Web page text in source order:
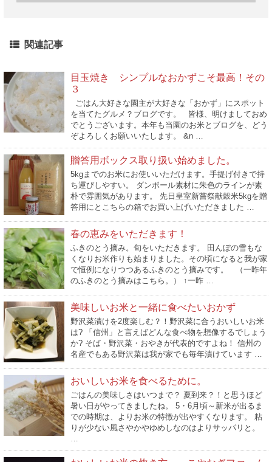
関連記事
目玉焼き シンプルなおかずこそ最高！その
３
ごはん大好きな園主が大好きな「おかず」にスポット
を当てたグルメ？ブログです。 皆様、明けましておめ
でとうございます。本年も当園のお米とブログを、どう
ぞよろしくお願いいたします。 &n …
贈答用ボックス取り扱い始めました。
5kgまでのお米にお使いいただけます。手提げ付きで持
ち運びしやすい。 ダンボール素材に朱色のラインが素
朴で雰囲気があります。 先日皇室新嘗祭献穀米5kgを贈
答用にとこちらの箱でお買い上げいただきました …
春の恵みをいただきます！
ふきのとう摘み。旬をいただきます。 田んぼの雪もな
くなりお米作りも始まりました。その頃になると我が家
で恒例になりつつあるふきのとう摘みです。 （一昨年
のふきのとう摘みはこちら。） ↑一昨 …
美味しいお米と一緒に食べたいおかず
野沢菜漬けを2度楽しむ？！野沢菜に合うおいしいお米
は? 「信州」と言えばどんな食べ物を想像するでしょう
か? そば・野沢菜・おやきが代表的ですよね！ 信州の
名産でもある野沢菜は我が家でも毎年漬けています …
おいしいお米を食べるために。
ごはんの美味しさはいつまで？ 夏到来？！と思うほど
暑い日がやってきましたね。 5・6月頃～新米が出るま
での時期は、よりお米の特徴が出やすくなります。 粘
りが少ない風さやかやゆめしなのはよりサッパリと。